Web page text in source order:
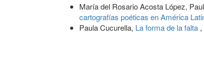
María del Rosario Acosta López,
cartografías poéticas en América
Paula Cucurella, La forma de la falta ,